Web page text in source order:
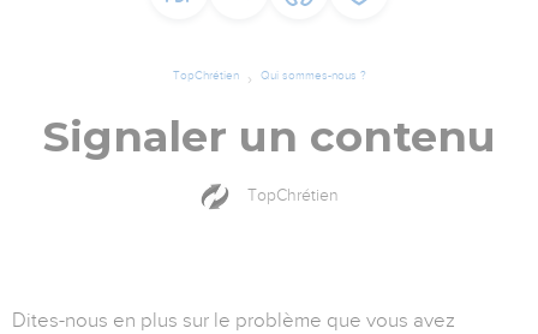
TopChrétien Qui sommes-nous ?
Signaler un contenu
TopChrétien
Dites-nous en plus sur le problème que vous avez